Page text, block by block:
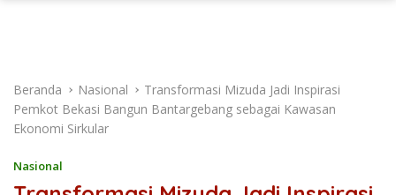
Beranda Nasional
Transformasi Mizuda Jadi Inspirasi
Pemkot Bekasi Bangun Bantargebang sebagai Kawasan
Ekonomi Sirkular
Nasional